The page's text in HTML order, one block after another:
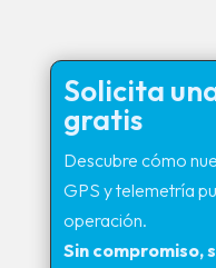
Solicita
gratis
Descubre cómo
GPS y telemetría
operación.
Sin compromiso,